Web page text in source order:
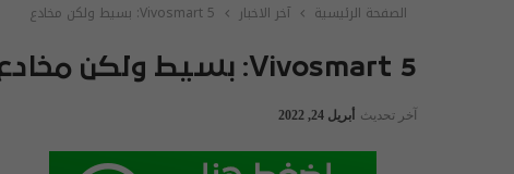
الصفحة الرئيسية آخر الاخبار Vivosmart 5: بسيط ولكن مخادع
Vivosmart 5: بسيط ولكن مخادع
آخر تحديث أبريل 24, 2022